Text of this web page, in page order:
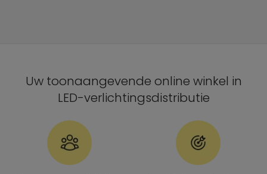
Uw toonaangevende online winkel in
LED-verlichtingsdistributie